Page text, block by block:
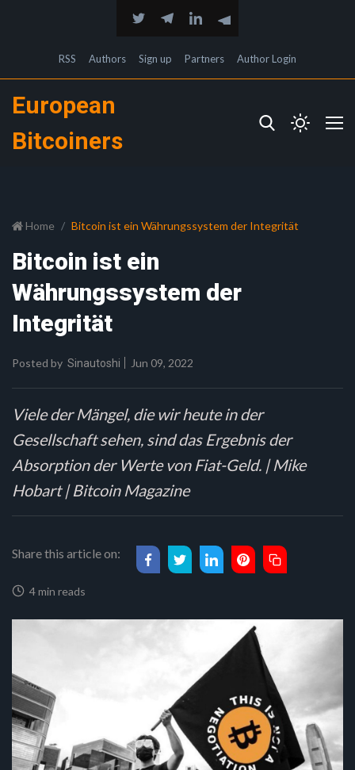
RSS Authors Sign up Partners Author Login
European
Bitcoiners
Home Bitcoin ist ein Währungssystem der Integrität
Bitcoin ist ein
Währungssystem der
Integrität
Posted by Sinautoshi Jun 09, 2022
Viele der Mängel, die wir heute in der
Gesellschaft sehen, sind das Ergebnis der
Absorption der Werte von Fiat-Geld. | Mike
Hobart | Bitcoin Magazine
Share this article on:
4 min reads